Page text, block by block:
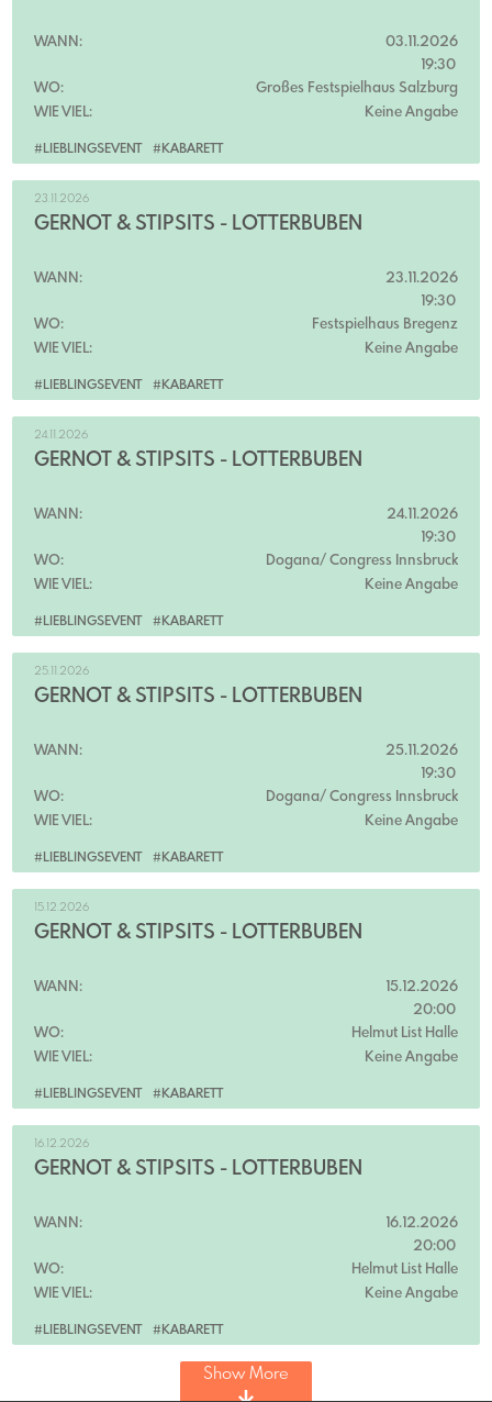
#LIEBLINGSEVENT #KABARETT
WANN:
03.11.2026
19:30
WO:
Großes Festspielhaus Salzburg
WIE VIEL:
Keine Angabe
#LIEBLINGSEVENT #KABARETT
23.11.2026
GERNOT & STIPSITS - LOTTERBUBEN
WANN:
23.11.2026
19:30
WO:
Festspielhaus Bregenz
WIE VIEL:
Keine Angabe
#LIEBLINGSEVENT #KABARETT
24.11.2026
GERNOT & STIPSITS - LOTTERBUBEN
WANN:
24.11.2026
19:30
WO:
Dogana/ Congress Innsbruck
WIE VIEL:
Keine Angabe
#LIEBLINGSEVENT #KABARETT
25.11.2026
GERNOT & STIPSITS - LOTTERBUBEN
WANN:
25.11.2026
19:30
WO:
Dogana/ Congress Innsbruck
WIE VIEL:
Keine Angabe
#LIEBLINGSEVENT #KABARETT
15.12.2026
GERNOT & STIPSITS - LOTTERBUBEN
WANN:
15.12.2026
20:00
WO:
Helmut List Halle
WIE VIEL:
Keine Angabe
#LIEBLINGSEVENT #KABARETT
16.12.2026
GERNOT & STIPSITS - LOTTERBUBEN
WANN:
16.12.2026
20:00
WO:
Helmut List Halle
WIE VIEL:
Keine Angabe
Show More